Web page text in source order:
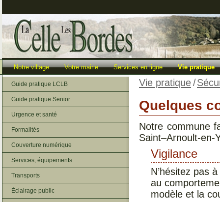
Notre village Votre mairie Services en ligne Vie pratique
Vie pratique/
Quelques
Notre commune
Saint–Arnoult-en-
Vigilance
N’hésitez pas
au
modèle et la
Guide pratique LCLB
Guide pratique Senior
Urgence et santé
Formalités
Couverture numérique
Services, équipements
Transports
Éclairage public